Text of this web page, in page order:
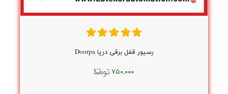
رسیور قفل برقی درپا Doorpa
۷۵۰,۰۰۰